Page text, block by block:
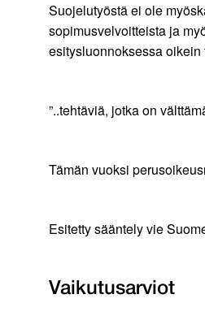
Suojelutyöstä ei ole
sopimusvelvoitteista ja
esitysluonnoksessa oikein
”..tehtäviä, jotka on
Tämän vuoksi
Esitetty sääntely vie
Vaikutusarviot